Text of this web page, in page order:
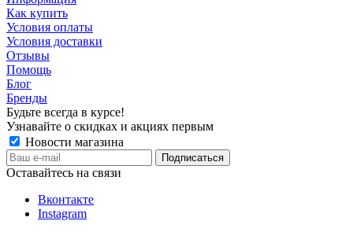
Как купить
Условия оплаты
Условия доставки
Отзывы
Помощь
Блог
Бренды
Будьте всегда в курсе!
Узнавайте о скидках и акциях первым
Новости магазина
Оставайтесь на связи
Вконтакте
Instagram